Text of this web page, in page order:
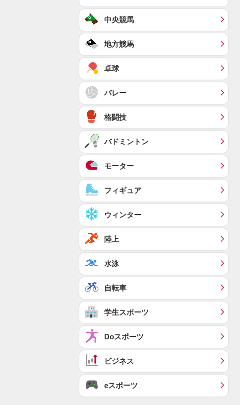
中央競馬
地方競馬
卓球
バレー
格闘技
バドミントン
モーター
フィギュア
ウィンター
陸上
水泳
自転車
学生スポーツ
Doスポーツ
ビジネス
eスポーツ